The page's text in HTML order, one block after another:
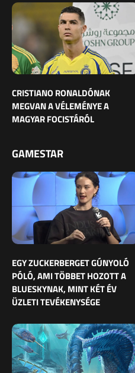
CRISTIANO RONALDÓNAK
MEGVAN A VÉLEMÉNYE A
MAGYAR FOCISTÁRÓL
GAMESTAR
EGY ZUCKERBERGET GÚNYOLÓ
PÓLÓ, AMI TÖBBET HOZOTT A
BLUESKYNAK, MINT KÉT ÉV
ÜZLETI TEVÉKENYSÉGE